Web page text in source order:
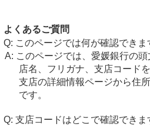
よくあるご質問
このページでは何が確認できま
このページでは、愛媛銀行の
店名、フリガナ、支店コード
支店の詳細情報ページから住
です。
支店コードはどこで確認できま